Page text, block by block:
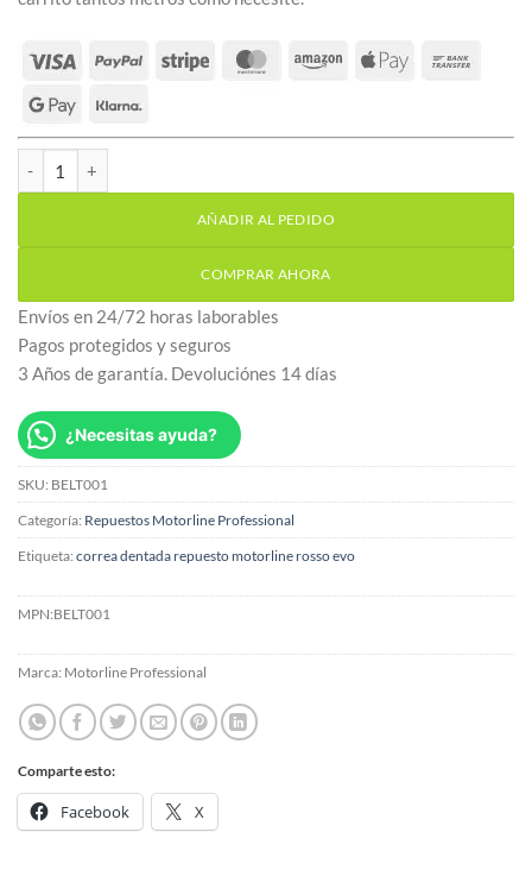
Correa dentada repuesto motor seccional Motorline Rosso EVO
AÑADIR AL PEDIDO
COMPRAR AHORA
Envíos en 24/72 horas laborables
Pagos protegidos y seguros
3 Años de garantía. Devoluciónes 14 días
¿Necesitas ayuda?
SKU: BELT001
Categoría: Repuestos Motorline Professional
Etiqueta: correa dentada repuesto motorline rosso evo
MPN:BELT001
Marca: Motorline Professional
Comparte esto:
Facebook X